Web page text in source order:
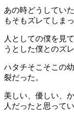
あの時どうしてい
もそもズレてしま
人としての僕を見
うとした僕とのズレ
ハタチそこそこの
裂だった。
美しい、優しい、
人だったと思ってい